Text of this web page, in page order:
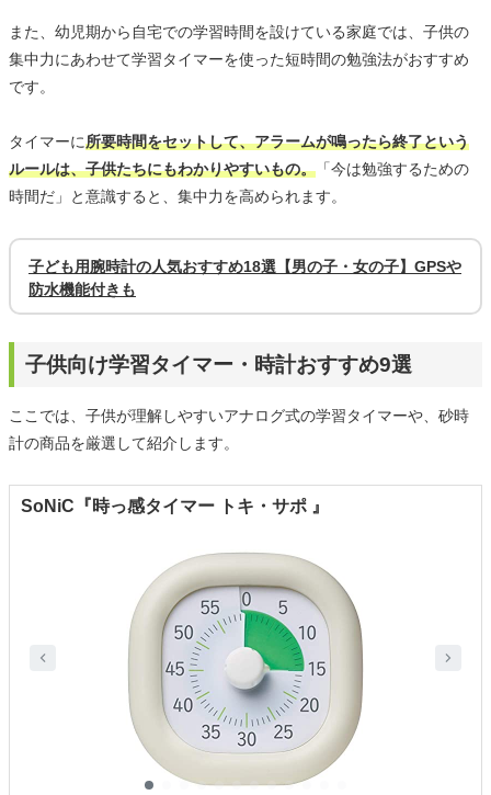
また、幼児期から自宅での学習時間を設けている家庭では、子供の
集中力にあわせて学習タイマーを使った短時間の勉強法がおすすめ
です。
タイマーに所要時間をセットして、アラームが鳴ったら終了という
ルールは、子供たちにもわかりやすいもの。 「今は勉強するための
時間だ」と意識すると、集中力を高められます。
子ども用腕時計の人気おすすめ18選【男の子・女の子】GPSや
防水機能付きも
子供向け学習タイマー・時計おすすめ9選
ここでは、子供が理解しやすいアナログ式の学習タイマーや、砂時
計の商品を厳選して紹介します。
SoNiC『時っ感タイマー トキ・サポ 』